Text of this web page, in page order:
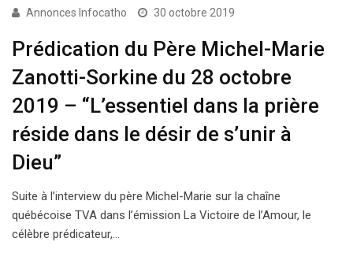
Annonces Infocatho 30 octobre 2019
Prédication du Père Michel-Marie
Zanotti-Sorkine du 28 octobre
2019 – “L’essentiel dans la prière
réside dans le désir de s’unir à
Dieu”
Suite à l’interview du père Michel-Marie sur la chaîne
québécoise TVA dans l’émission La Victoire de l’Amour, le
célèbre prédicateur,…